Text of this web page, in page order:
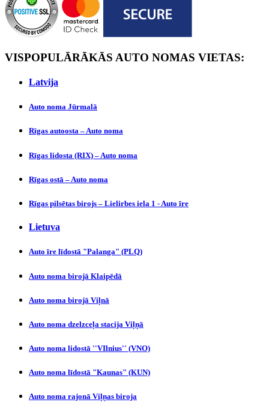
VISPOPULĀRĀKĀS AUTO NOMAS VIETAS:
Latvijа
Auto noma Jūrmalā
Rīgas autoosta – Auto noma
Rīgas lidosta (RIX) – Auto noma
Rīgas ostā – Auto noma
Rīgas pilsētas birojs – Lielirbes iela 1 - Auto īre
Lietuva
Auto īre līdostā "Palanga" (PLQ)
Auto noma birojā Klaipēdā
Auto noma birojā Viļnā
Auto noma dzelzceļa stacija Viļņā
Auto noma lidostā ''VIlnius'' (VNO)
Auto noma līdostā "Kaunas" (KUN)
Auto noma rajonā Viļņas biroja